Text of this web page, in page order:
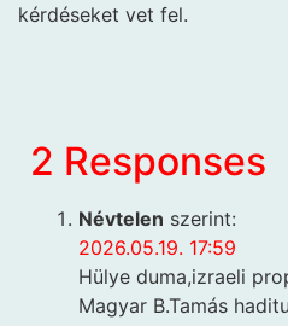
kérdéseket vet fel.
2 Responses
Névtelen szerint:
2026.05.19. 17:59
Hülye duma,izraeli
Magyar B.Tamás